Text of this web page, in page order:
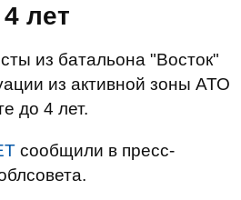
лет
из батальона "Восток"
из активной зоны АТО
до 4 лет.
сообщили в пресс-